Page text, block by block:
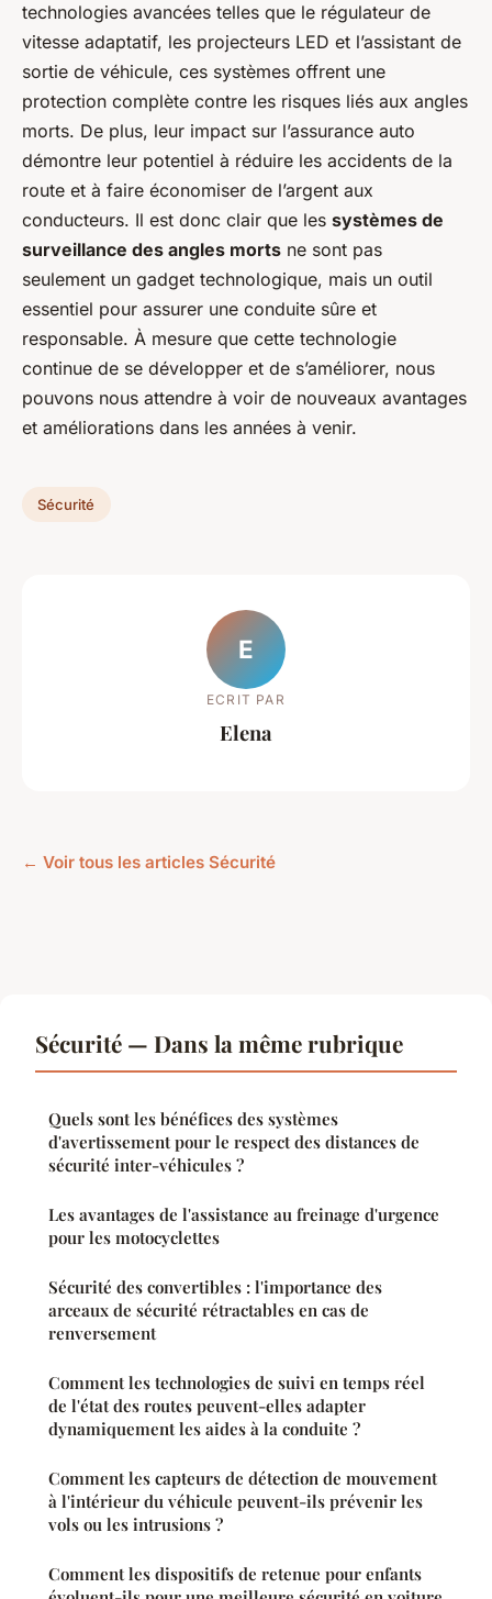
technologies avancées telles que le régulateur de
vitesse adaptatif, les projecteurs LED et l’assistant de
sortie de véhicule, ces systèmes offrent une
protection complète contre les risques liés aux angles
morts. De plus, leur impact sur l’assurance auto
démontre leur potentiel à réduire les accidents de la
route et à faire économiser de l’argent aux
conducteurs. Il est donc clair que les systèmes de
surveillance des angles morts ne sont pas
seulement un gadget technologique, mais un outil
essentiel pour assurer une conduite sûre et
responsable. À mesure que cette technologie
continue de se développer et de s’améliorer, nous
pouvons nous attendre à voir de nouveaux avantages
et améliorations dans les années à venir.
Sécurité
E
ECRIT PAR
Elena
← Voir tous les articles Sécurité
Sécurité — Dans la même rubrique
Quels sont les bénéfices des systèmes
d'avertissement pour le respect des distances de
sécurité inter-véhicules ?
Les avantages de l'assistance au freinage d'urgence
pour les motocyclettes
Sécurité des convertibles : l'importance des
arceaux de sécurité rétractables en cas de
renversement
Comment les technologies de suivi en temps réel
de l'état des routes peuvent-elles adapter
dynamiquement les aides à la conduite ?
Comment les capteurs de détection de mouvement
à l'intérieur du véhicule peuvent-ils prévenir les
vols ou les intrusions ?
Comment les dispositifs de retenue pour enfants